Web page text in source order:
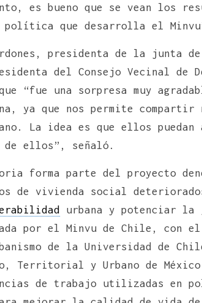
es bueno que se vean los
política que desarrolla el
presidenta de la junta
del Consejo Vecinal de
“fue una sorpresa muy
ya que nos permite
La idea es que ellos
de ellos”, señaló.
forma parte del proyecto
de vivienda social
urbana y potenciar
por el Minvu de Chile, con el
de la Universidad de
Territorial y Urbano de
de trabajo utilizadas en